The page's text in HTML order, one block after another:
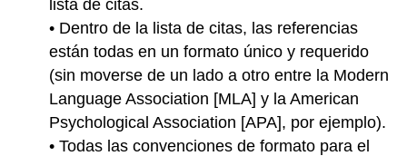
lista de citas.
• Dentro de la lista de citas, las referencias
están todas en un formato único y requerido
(sin moverse de un lado a otro entre la Modern
Language Association [MLA] y la American
Psychological Association [APA], por ejemplo).
• Todas las convenciones de formato para el